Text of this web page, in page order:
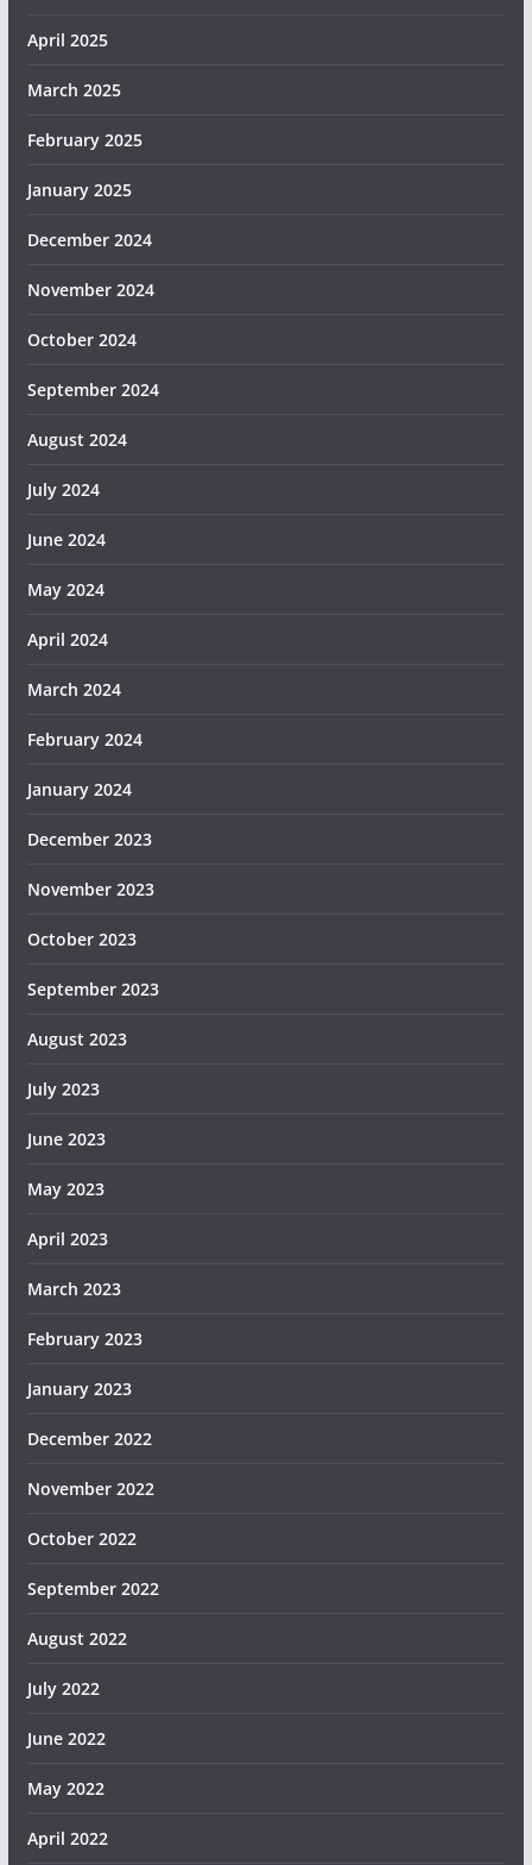
April 2025
March 2025
February 2025
January 2025
December 2024
November 2024
October 2024
September 2024
August 2024
July 2024
June 2024
May 2024
April 2024
March 2024
February 2024
January 2024
December 2023
November 2023
October 2023
September 2023
August 2023
July 2023
June 2023
May 2023
April 2023
March 2023
February 2023
January 2023
December 2022
November 2022
October 2022
September 2022
August 2022
July 2022
June 2022
May 2022
April 2022